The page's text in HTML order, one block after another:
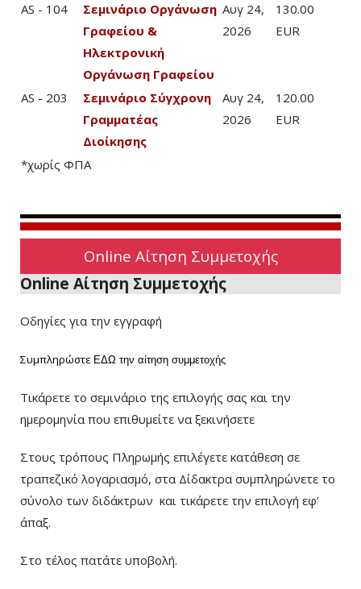
AS - 104
Σεμινάριο Οργάνωση
Γραφείου &
Ηλεκτρονική
Οργάνωση Γραφείου
Αυγ 24,
2026
130.00
EUR
AS - 203
Σεμινάριο Σύγχρονη
Γραμματέας
Διοίκησης
Αυγ 24,
2026
120.00
EUR
*χωρίς ΦΠΑ
Online Αίτηση Συμμετοχής
Online Αίτηση Συμμετοχής
Οδηγίες για την εγγραφή
Συμπληρώστε ΕΔΩ την αίτηση συμμετοχής
Τικάρετε το σεμινάριο της επιλογής σας και την
ημερομηνία που επιθυμείτε να ξεκινήσετε
Στους τρόπους Πληρωμής επιλέγετε κατάθεση σε
τραπεζικό λογαριασμό, στα Δίδακτρα συμπληρώνετε το
σύνολο των διδάκτρων και τικάρετε την επιλογή εφ’
άπαξ.
Στο τέλος πατάτε υποβολή.